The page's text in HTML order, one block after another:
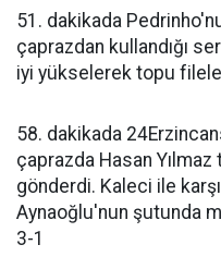
51. dakikada
çaprazdan kullandığı
iyi yükselerek topu
58. dakikada
çaprazda Hasan
gönderdi. Kaleci ile
Aynaoğlu'nun şutunda
3-1